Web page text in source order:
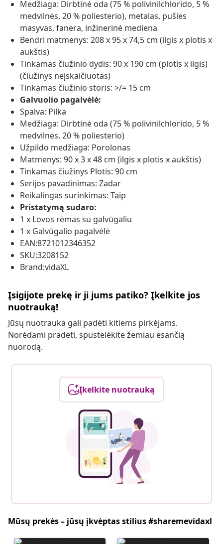
Medžiaga: Dirbtinė oda (75 % polivinilchlorido, 5 %
medvilnės, 20 % poliesterio), metalas, pušies
masyvas, fanera, inžinerinė mediena
Bendri matmenys: 208 x 95 x 74,5 cm (ilgis x plotis x
aukštis)
Tinkamas čiužinio dydis: 90 x 190 cm (plotis x ilgis)
(čiužinys neįskaičiuotas)
Tinkamas čiužinio storis: >/= 15 cm
Galvuolio pagalvėlė:
Spalva: Pilka
Medžiaga: Dirbtinė oda (75 % polivinilchlorido, 5 %
medvilnės, 20 % poliesterio)
Užpildo medžiaga: Porolonas
Matmenys: 90 x 3 x 48 cm (ilgis x plotis x aukštis)
Tinkamas čiužinys Plotis: 90 cm
Serijos pavadinimas: Zadar
Reikalingas surinkimas: Taip
Pristatymą sudaro:
1 x Lovos rėmas su galvūgaliu
1 x Galvūgalio pagalvėlė
EAN:8721012346352
SKU:3208152
Brand:vidaXL
Įsigijote prekę ir ji jums patiko? Įkelkite jos
nuotrauką!
Jūsų nuotrauka gali padėti kitiems pirkėjams.
Norėdami pradėti, spustelėkite žemiau esančią
nuorodą.
Įkelkite nuotrauką
Mūsų prekės – jūsų įkvėptas stilius #sharemevidaxl